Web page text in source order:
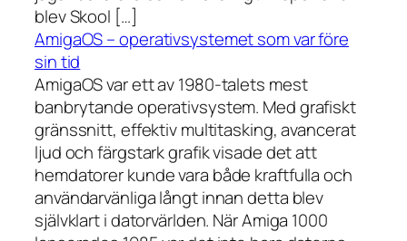
blev Skool […]
AmigaOS – operativsystemet som var före
sin tid
AmigaOS var ett av 1980-talets mest
banbrytande operativsystem. Med grafiskt
gränssnitt, effektiv multitasking, avancerat
ljud och färgstark grafik visade det att
hemdatorer kunde vara både kraftfulla och
användarvänliga långt innan detta blev
självklart i datorvärlden. När Amiga 1000